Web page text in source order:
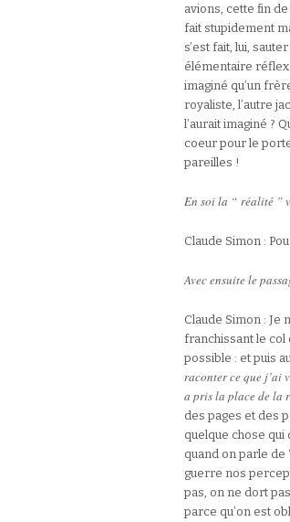
avions, cette fin
fait stupidement
s’est fait, lui,
élémentaire
imaginé qu’un
royaliste, l’autre
l’aurait imaginé ?
coeur pour le
pareilles !
En soi la “ réalité ”
Claude Simon :
Avec ensuite le
Claude Simon : Je
franchissant le col
possible : et puis
raconter ce que j’ai
a pris la place de la
des pages et des
quelque chose qui
quand on parle de
guerre nos
pas, on ne dort
parce qu’on est